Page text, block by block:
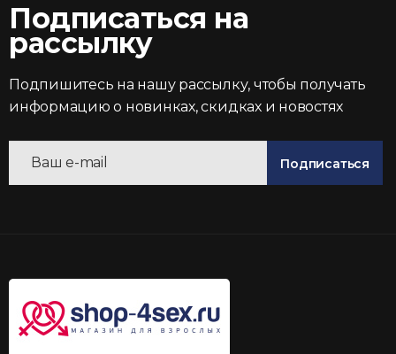
Подписаться на
рассылку
Подпишитесь на нашу рассылку, чтобы получать
информацию о новинках, скидках и новостях
Подписаться